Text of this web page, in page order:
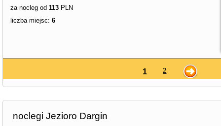
za nocleg od 113 PLN
liczba miejsc: 6
1 2
noclegi Jezioro Dargin